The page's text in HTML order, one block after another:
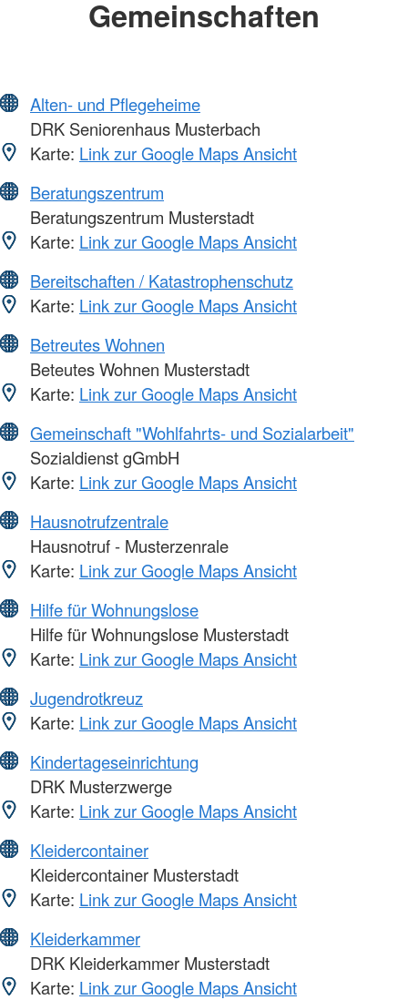
Gemeinschaften
Alten- und Pflegeheime
DRK Seniorenhaus Musterbach
Karte: Link zur Google Maps Ansicht
Beratungszentrum
Beratungszentrum Musterstadt
Karte: Link zur Google Maps Ansicht
Bereitschaften / Katastrophenschutz
Karte: Link zur Google Maps Ansicht
Betreutes Wohnen
Beteutes Wohnen Musterstadt
Karte: Link zur Google Maps Ansicht
Gemeinschaft "Wohlfahrts- und Sozialarbeit"
Sozialdienst gGmbH
Karte: Link zur Google Maps Ansicht
Hausnotrufzentrale
Hausnotruf - Musterzenrale
Karte: Link zur Google Maps Ansicht
Hilfe für Wohnungslose
Hilfe für Wohnungslose Musterstadt
Karte: Link zur Google Maps Ansicht
Jugendrotkreuz
Karte: Link zur Google Maps Ansicht
Kindertageseinrichtung
DRK Musterzwerge
Karte: Link zur Google Maps Ansicht
Kleidercontainer
Kleidercontainer Musterstadt
Karte: Link zur Google Maps Ansicht
Kleiderkammer
DRK Kleiderkammer Musterstadt
Karte: Link zur Google Maps Ansicht